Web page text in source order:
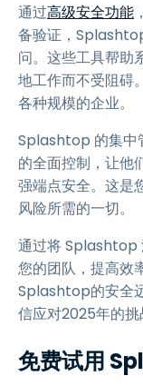
通过高级安全功能
备验证，
问。这些工具帮助
地工作而不受阻碍
各种规模的企业。
Splashtop 的集中
的全面控制，让他
强端点安全。这是
风险所需的一切。
通过将 Splashtop
您的团队，提高效
Splashtop的安全
信应对2025年的挑
免费试用